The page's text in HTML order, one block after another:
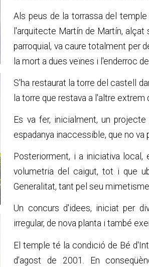
Als peus de la torrassa del temple
l'arquitecte Martín de Martín,
parroquial, va caure totalment per
la mort a dues veïnes i l'enderroc
S'ha restaurat la torre del castell
la torre que restava a l'altre extrem
Es va fer, inicialment, un
espadanya inaccessible, que no va
Posteriorment, i a iniciativa local,
volumetria del caigut, tot i que
Generalitat, tant pel seu
Un concurs d'idees, iniciat per
irregular, de nova planta i també
El temple té la condició de Bé
d’agost de 2001. En